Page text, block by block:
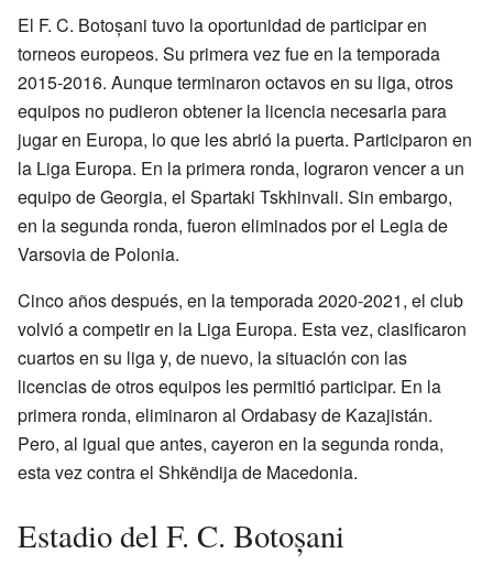
El F. C. Botoșani tuvo la oportunidad de participar en
torneos europeos. Su primera vez fue en la temporada
2015-2016. Aunque terminaron octavos en su liga, otros
equipos no pudieron obtener la licencia necesaria para
jugar en Europa, lo que les abrió la puerta. Participaron en
la Liga Europa. En la primera ronda, lograron vencer a un
equipo de Georgia, el Spartaki Tskhinvali. Sin embargo,
en la segunda ronda, fueron eliminados por el Legia de
Varsovia de Polonia.
Cinco años después, en la temporada 2020-2021, el club
volvió a competir en la Liga Europa. Esta vez, clasificaron
cuartos en su liga y, de nuevo, la situación con las
licencias de otros equipos les permitió participar. En la
primera ronda, eliminaron al Ordabasy de Kazajistán.
Pero, al igual que antes, cayeron en la segunda ronda,
esta vez contra el Shkëndija de Macedonia.
Estadio del F. C. Botoșani